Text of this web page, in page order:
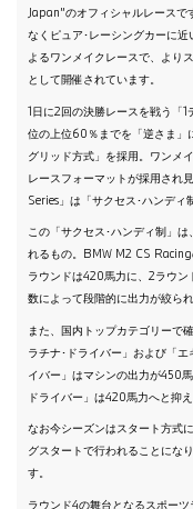
Japan”のオフィシャルレース
なくピュア･レーシングカーに
よるワンメイクレースで、より
として開催されています。
1日に2回の決勝レースを戦う「
位の上位60％までを「逆さま」
グリッド方式」を採用。ワンメ
レースフォーマットが採用され
Series」は「サクセス･ハンディ
この「サクセス･ハンディ制」
れるもの。BMW M2 CS
ラウンドは420馬力に、2ラウ
数によって段階的に出力が絞られ
また、国内トップカテゴリーで
ラチナ･ドライバー」および「
イバー」はマシンの出力が450
ドライバー」は420馬力へと抑
なお今シーズンはスタート方式
グスタートで行われることにな
す。
ラウンド4の舞台となるスポー